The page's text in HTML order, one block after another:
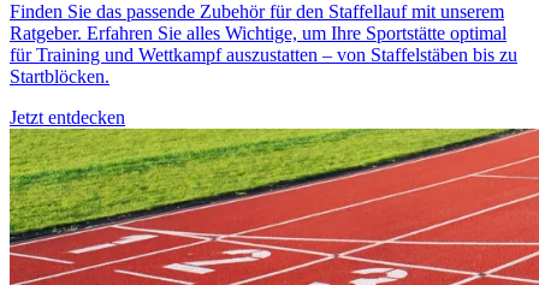
Finden Sie das passende Zubehör für den Staffellauf mit unserem
Ratgeber. Erfahren Sie alles Wichtige, um Ihre Sportstätte optimal
für Training und Wettkampf auszustatten – von Staffelstäben bis zu
Startblöcken.
Jetzt entdecken